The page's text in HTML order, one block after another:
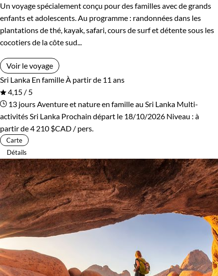
Un voyage spécialement conçu pour des familles avec de grands
enfants et adolescents. Au programme : randonnées dans les
plantations de thé, kayak, safari, cours de surf et détente sous les
cocotiers de la côte sud...
Voir le voyage
Sri Lanka En famille À partir de 11 ans
4,15 / 5
13 jours Aventure et nature en famille au Sri Lanka Multi-
activités Sri Lanka Prochain départ le 18/10/2026 Niveau : à
partir de4 210 $CAD / pers.
Carte
Détails